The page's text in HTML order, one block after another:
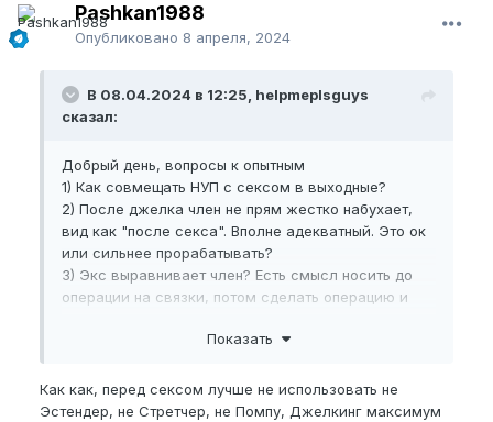
Pashkan1988
Опубликовано 8 апреля, 2024
В 08.04.2024 в 12:25, helpmeplsguys
сказал:
Добрый день, вопросы к опытным
1) Как совмещать НУП с сексом в выходные?
2) После джелка член не прям жестко набухает,
вид как "после секса". Вполне адекватный. Это ок
или сильнее прорабатывать?
3) Экс выравнивает член? Есть смысл носить до
операции на связки, потом сделать операцию и
Показать
Как как, перед сексом лучше не использовать не
Эстендер, не Стретчер, не Помпу, Джелкинг максимум